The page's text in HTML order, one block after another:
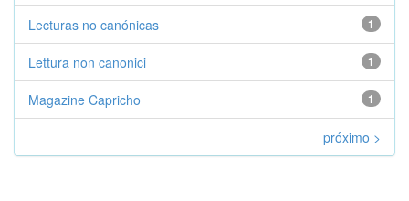
1
Lecturas no canónicas
1
Lettura non canonici
1
Magazine Capricho
próximo >